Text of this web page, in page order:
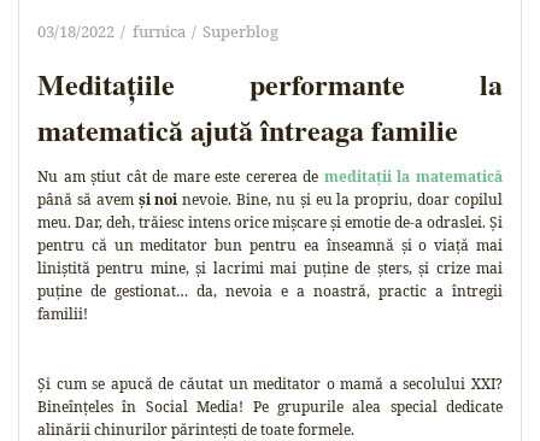
03/18/2022 furnica Superblog
Meditațiile performante la
matematică ajută întreaga familie
Nu am știut cât de mare este cererea de meditații la matematică
până să avem și noi nevoie. Bine, nu și eu la propriu, doar copilul
meu. Dar, deh, trăiesc intens orice mișcare și emotie de-a odraslei. Și
pentru că un meditator bun pentru ea înseamnă și o viață mai
liniștită pentru mine, și lacrimi mai puține de șters, și crize mai
puține de gestionat… da, nevoia e a noastră, practic a întregii
familii!
Și cum se apucă de căutat un meditator o mamă a secolului XXI?
Bineînțeles în Social Media! Pe grupurile alea special dedicate
alinării chinurilor părintești de toate formele.